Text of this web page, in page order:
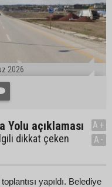
2026
Yolu açıklaması
dikkat çeken
A+
A-
yapıldı. Belediye